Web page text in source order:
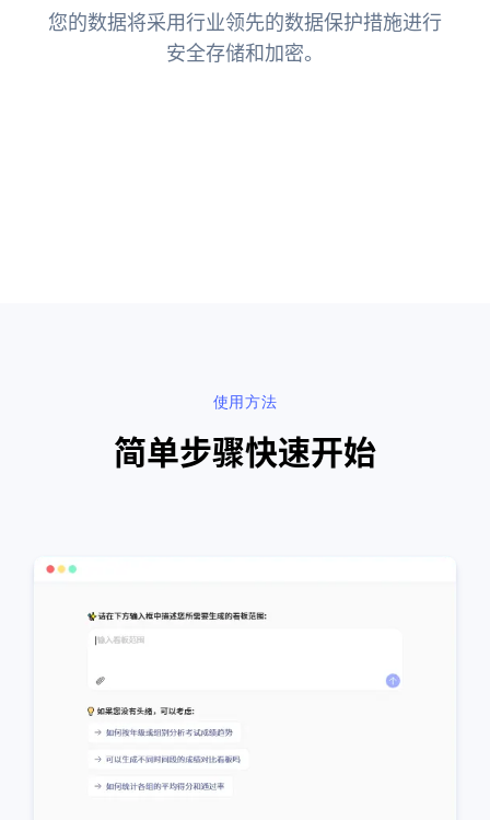
您的数据将采用行业领先的数据保护措施进行
安全存储和加密。
使用方法
简单步骤快速开始